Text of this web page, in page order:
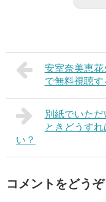
安室奈美恵
で無料視聴す
別紙でいた
ときどうす
い？
コメントをどうぞ